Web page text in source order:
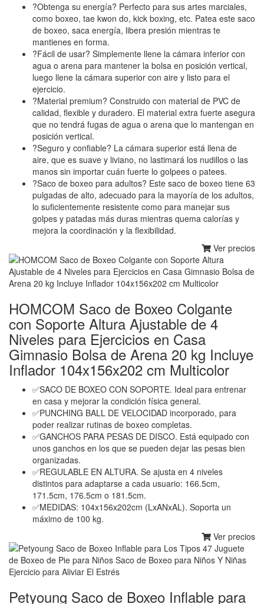
?Obtenga su energía? Perfecto para sus artes marciales,
como boxeo, tae kwon do, kick boxing, etc. Patea este saco
de boxeo, saca energía, libera presión mientras te
mantienes en forma.
?Fácil de usar? Simplemente llene la cámara inferior con
agua o arena para mantener la bolsa en posición vertical,
luego llene la cámara superior con aire y listo para el
ejercicio.
?Material premium? Construido con material de PVC de
calidad, flexible y duradero. El material extra fuerte asegura
que no tendrá fugas de agua o arena que lo mantengan en
posición vertical.
?Seguro y confiable? La cámara superior está llena de
aire, que es suave y liviano, no lastimará los nudillos o las
manos sin importar cuán fuerte lo golpees o patees.
?Saco de boxeo para adultos? Este saco de boxeo tiene 63
pulgadas de alto, adecuado para la mayoría de los adultos,
lo suficientemente resistente como para manejar sus
golpes y patadas más duras mientras quema calorías y
mejora la coordinación y la flexibilidad.
Ver precios
HOMCOM Saco de Boxeo Colgante
con Soporte Altura Ajustable de 4
Niveles para Ejercicios en Casa
Gimnasio Bolsa de Arena 20 kg Incluye
Inflador 104x156x202 cm Multicolor
✅SACO DE BOXEO CON SOPORTE. Ideal para entrenar
en casa y mejorar la condición física general.
✅PUNCHING BALL DE VELOCIDAD incorporado, para
poder realizar rutinas de boxeo completas.
✅GANCHOS PARA PESAS DE DISCO. Está equipado con
unos ganchos en los que se pueden dejar las pesas bien
organizadas.
✅REGULABLE EN ALTURA. Se ajusta en 4 niveles
distintos para adaptarse a cada usuario: 166.5cm,
171.5cm, 176.5cm o 181.5cm.
✅MEDIDAS: 104x156x202cm (LxANxAL). Soporta un
máximo de 100 kg.
Ver precios
Petyoung Saco de Boxeo Inflable para